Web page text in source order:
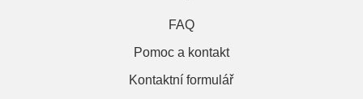
FAQ
Pomoc a kontakt
Kontaktní formulář